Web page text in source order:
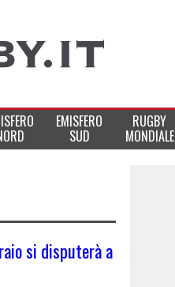
EMISFERO
SUD
RUGBY
MONDIALE
si disputerà a